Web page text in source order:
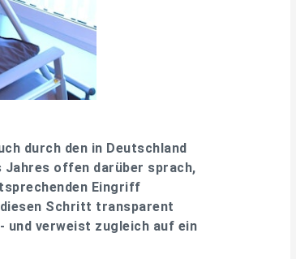
durch den in Deutschland
Jahres offen darüber sprach,
Eingriff
Schritt transparent
und verweist zugleich auf ein